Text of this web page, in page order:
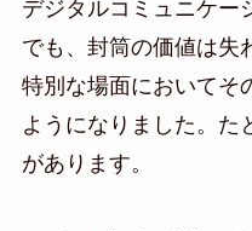
デジタルコミュニケー
でも、封筒の価値は失
特別な場面においてそ
ようになりました。た
があります。